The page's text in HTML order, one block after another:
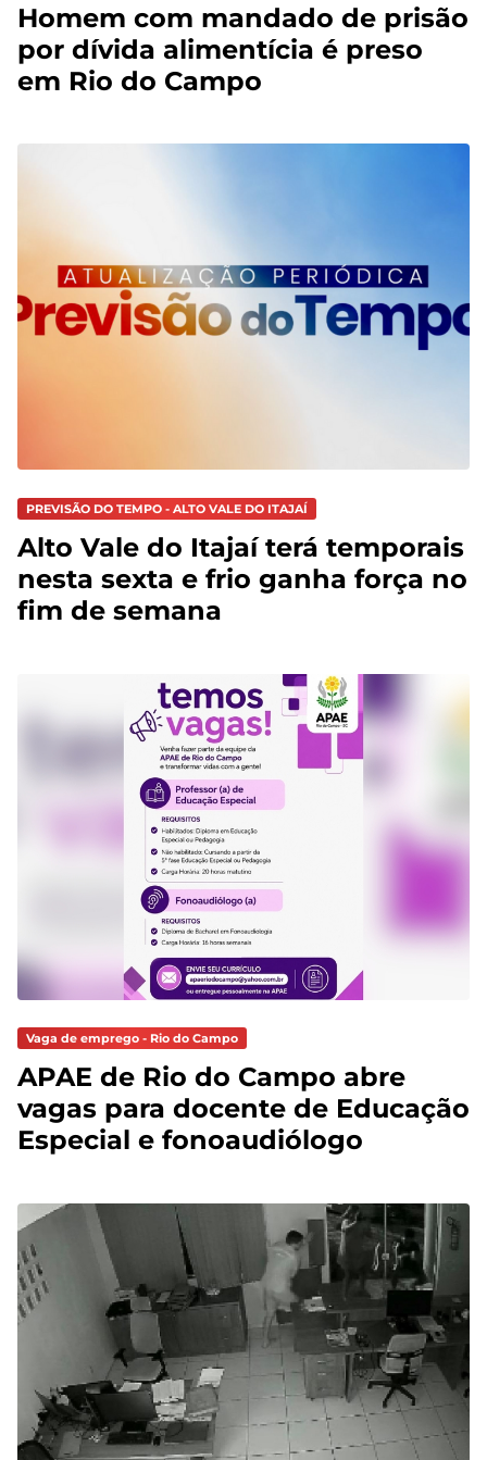
Homem com mandado de prisão
por dívida alimentícia é preso
em Rio do Campo
PREVISÃO DO TEMPO - ALTO VALE DO ITAJAÍ
Alto Vale do Itajaí terá temporais
nesta sexta e frio ganha força no
fim de semana
Vaga de emprego - Rio do Campo
APAE de Rio do Campo abre
vagas para docente de Educação
Especial e fonoaudiólogo